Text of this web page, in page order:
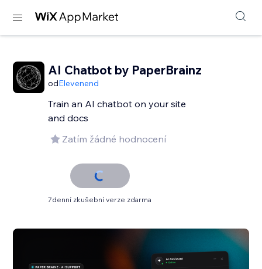
AI Chatbot by PaperBrainz
odElevenend
Train an AI chatbot on your site
and docs
Zatím žádné hodnocení
7denní zkušební verze zdarma